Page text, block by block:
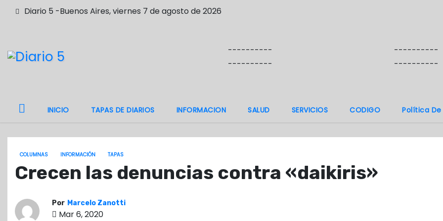
Diario 5 -Buenos Aires, viernes 7 de agosto de 2026
----------
----------
----------
----------
INICIO TAPAS DE DIARIOS INFORMACION SALUD SERVICIOS CODIGO Política
COLUMNAS INFORMACIÓN TAPAS
Crecen las denuncias contra «daikiris»
Por Marcelo Zanotti
Mar 6, 2020